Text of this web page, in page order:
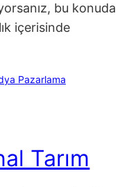
bu konuda
içerisinde
Pazarlama
Tarım